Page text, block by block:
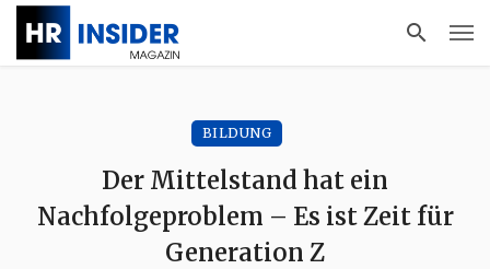
BILDUNG
Der Mittelstand hat ein
Nachfolgeproblem – Es ist Zeit für
Generation Z